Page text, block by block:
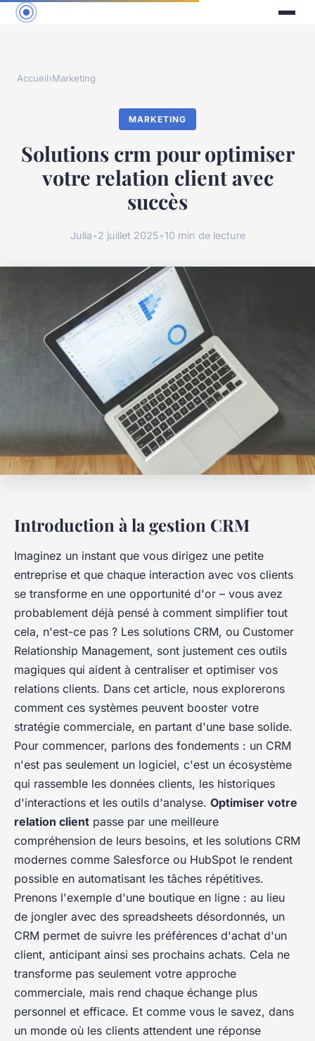
Accueil›Marketing
MARKETING
Solutions crm pour optimiser
votre relation client avec
succès
Julia•2 juillet 2025•10 min de lecture
Introduction à la gestion CRM
Imaginez un instant que vous dirigez une petite
entreprise et que chaque interaction avec vos clients
se transforme en une opportunité d'or – vous avez
probablement déjà pensé à comment simplifier tout
cela, n'est-ce pas ? Les solutions CRM, ou Customer
Relationship Management, sont justement ces outils
magiques qui aident à centraliser et optimiser vos
relations clients. Dans cet article, nous explorerons
comment ces systèmes peuvent booster votre
stratégie commerciale, en partant d'une base solide.
Pour commencer, parlons des fondements : un CRM
n'est pas seulement un logiciel, c'est un écosystème
qui rassemble les données clients, les historiques
d'interactions et les outils d'analyse. Optimiser votre
relation client passe par une meilleure
compréhension de leurs besoins, et les solutions CRM
modernes comme Salesforce ou HubSpot le rendent
possible en automatisant les tâches répétitives.
Prenons l'exemple d'une boutique en ligne : au lieu
de jongler avec des spreadsheets désordonnés, un
CRM permet de suivre les préférences d'achat d'un
client, anticipant ainsi ses prochains achats. Cela ne
transforme pas seulement votre approche
commerciale, mais rend chaque échange plus
personnel et efficace. Et comme vous le savez, dans
un monde où les clients attendent une réponse